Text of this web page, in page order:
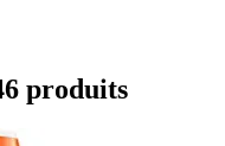
produits